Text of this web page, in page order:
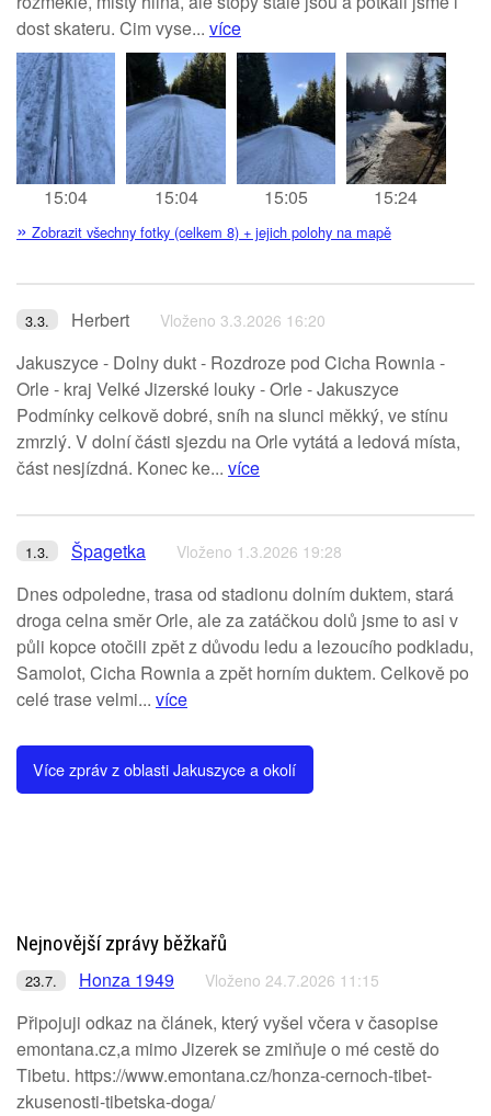
dost skateru. Cim vyse... více
15:04 15:04 15:05 15:24
» Zobrazit všechny fotky (celkem 8) + jejich polohy na mapě
3.3. Herbert Vloženo 3.3.2026 16:20
Jakuszyce - Dolny dukt - Rozdroze pod Cicha Rownia -
Orle - kraj Velké Jizerské louky - Orle - Jakuszyce
Podmínky celkově dobré, sníh na slunci měkký, ve stínu
zmrzlý. V dolní části sjezdu na Orle vytátá a ledová místa,
část nesjízdná. Konec ke... více
1.3. Špagetka Vloženo 1.3.2026 19:28
Dnes odpoledne, trasa od stadionu dolním duktem, stará
droga celna směr Orle, ale za zatáčkou dolů jsme to asi v
půli kopce otočili zpět z důvodu ledu a lezoucího podkladu,
Samolot, Cicha Rownia a zpět horním duktem. Celkově po
celé trase velmi... více
Více zpráv z oblasti Jakuszyce a okolí
Nejnovější zprávy běžkařů
23.7. Honza 1949 Vloženo 24.7.2026 11:15
Připojuji odkaz na článek, který vyšel včera v časopise
emontana.cz,a mimo Jizerek se zmiňuje o mé cestě do
Tibetu. https://www.emontana.cz/honza-cernoch-tibet-
zkusenosti-tibetska-doga/